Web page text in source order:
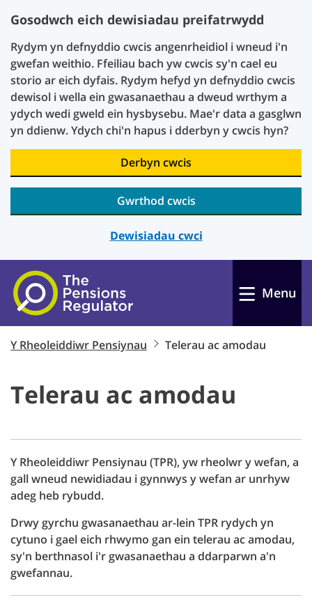
Gosodwch eich dewisiadau preifatrwydd
Rydym yn defnyddio cwcis angenrheidiol i wneud i'n
gwefan weithio. Ffeiliau bach yw cwcis sy'n cael eu
storio ar eich dyfais. Rydym hefyd yn defnyddio cwcis
dewisol i wella ein gwasanaethau a dweud wrthym a
ydych wedi gweld ein hysbysebu. Mae'r data a gasglwn
yn ddienw. Ydych chi'n hapus i dderbyn y cwcis hyn?
Derbyn cwcis
Gwrthod cwcis
Dewisiadau cwci
Skip to main content
Menu
Y Rheoleiddiwr Pensiynau Telerau ac amodau
Telerau ac amodau
Y Rheoleiddiwr Pensiynau (TPR), yw rheolwr y wefan, a
gall wneud newidiadau i gynnwys y wefan ar unrhyw
adeg heb rybudd.
Drwy gyrchu gwasanaethau ar-lein TPR rydych yn
cytuno i gael eich rhwymo gan ein telerau ac amodau,
sy'n berthnasol i'r gwasanaethau a ddarparwn a'n
gwefannau.